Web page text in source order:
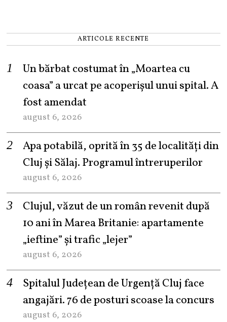
ARTICOLE RECENTE
Un bărbat costumat în „Moartea cu
coasa” a urcat pe acoperișul unui spital. A
fost amendat
august 6, 2026
Apa potabilă, oprită în 35 de localități din
Cluj și Sălaj. Programul întreruperilor
august 6, 2026
Clujul, văzut de un român revenit după
10 ani în Marea Britanie: apartamente
„ieftine” și trafic „lejer”
august 6, 2026
Spitalul Județean de Urgență Cluj face
angajări. 76 de posturi scoase la concurs
august 6, 2026